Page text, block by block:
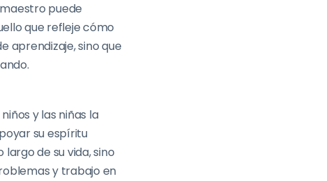
puede
que refleje cómo
aprendizaje, sino que
y las niñas la
su espíritu
de su vida, sino
y trabajo en